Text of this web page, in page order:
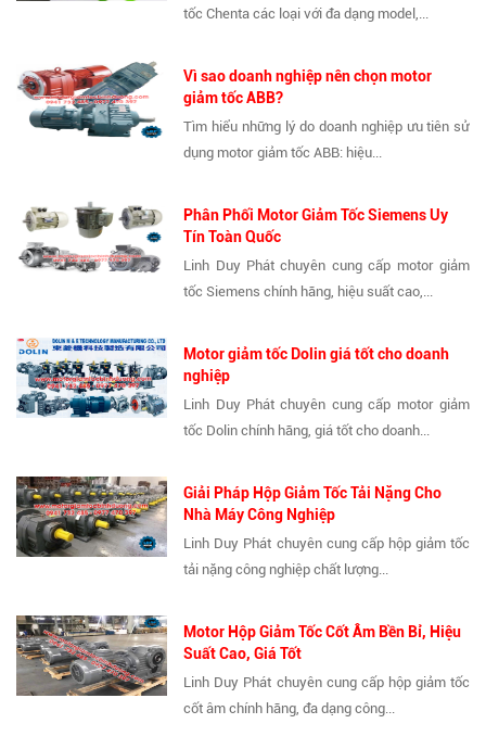
tốc Chenta các loại với đa dạng model,...
Vì sao doanh nghiệp nên chọn motor
giảm tốc ABB?
Tìm hiểu những lý do doanh nghiệp ưu tiên sử
dụng motor giảm tốc ABB: hiệu...
Phân Phối Motor Giảm Tốc Siemens Uy
Tín Toàn Quốc
Linh Duy Phát chuyên cung cấp motor giảm
tốc Siemens chính hãng, hiệu suất cao,...
Motor giảm tốc Dolin giá tốt cho doanh
nghiệp
Linh Duy Phát chuyên cung cấp motor giảm
tốc Dolin chính hãng, giá tốt cho doanh...
Giải Pháp Hộp Giảm Tốc Tải Nặng Cho
Nhà Máy Công Nghiệp
Linh Duy Phát chuyên cung cấp hộp giảm tốc
tải nặng công nghiệp chất lượng...
Motor Hộp Giảm Tốc Cốt Âm Bền Bỉ, Hiệu
Suất Cao, Giá Tốt
Linh Duy Phát chuyên cung cấp hộp giảm tốc
cốt âm chính hãng, đa dạng công...